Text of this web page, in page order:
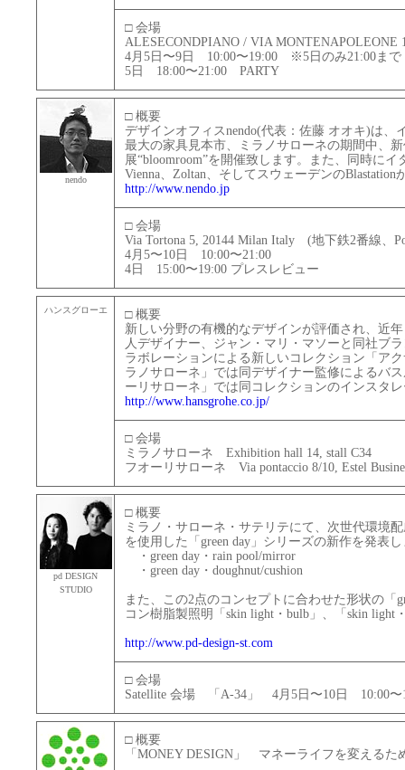
□ 会場
ALESECONDPIANO / VIA MONTENAPOLEONE
4月5日〜9日 10:00〜19:00 ※5日のみ21:00まで
5日 18:00〜21:00 PARTY
nendo
□ 概要
デザインオフィスnendo(代表：佐藤 オオキ)は、
最大の家具見本市、ミラノサローネの期間中、
展“bloomroom”を開催致します。また、同時にイ
Vienna、Zoltan、そしてスウェーデンの
http://www.nendo.jp
□ 会場
Via Tortona 5, 20144 Milan Italy (地下鉄2番線、
4月5〜10日 10:00〜21:00
4日 15:00〜19:00 プレスレビュー
ハンスグローエ
□ 概要
新しい分野の有機的なデザインが評価され、近
人デザイナー、ジャン・マリ・マソーと同社ブ
ラボレーションによる新しいコレクション「ア
ラノサローネ」では同デザイナー監修によるバ
ーリサローネ」では同コレクションのインスタ
http://www.hansgrohe.co.jp/
□ 会場
ミラノサローネ Exhibition hall 14, stall C34
フオーリサローネ Via pontaccio 8/10, Estel
pd DESIGN
STUDIO
□ 概要
ミラノ・サローネ・サテリテにて、次世代環境
を使用した「green day」シリーズの新作を発表
・green day・rain pool/mirror
・green day・doughnut/cushion
また、この2点のコンセプトに合わせた形状の「
コン樹脂製照明「skin light・bulb」、「skin light
http://www.pd-design-st.com
□ 会場
Satellite 会場 「A-34」 4月5日〜10日 10:00〜
□ 概要
「MONEY DESIGN」 マネーライフを変えるた